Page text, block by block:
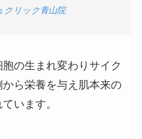
クリック青山院
の生まれ変わりサイク
ら栄養を与え肌本来の
います。